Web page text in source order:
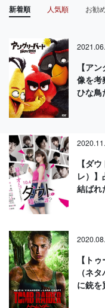
新着順 人気順 お勧
【ア
像を考
ひな鳥
【ダ
レ）
結ばれ
【ト
（ネ
に銃を